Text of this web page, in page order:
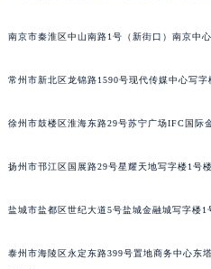
南京市秦淮区中山南路1号（新街口）南京中
常州市新北区龙锦路1590号现代传媒中心写字
徐州市鼓楼区淮海东路29号苏宁广场IFC国际
扬州市邗江区国展路29号星耀天地写字楼1号
盐城市盐都区世纪大道5号盐城金融城写字楼1
泰州市海陵区永定东路399号置地商务中心东